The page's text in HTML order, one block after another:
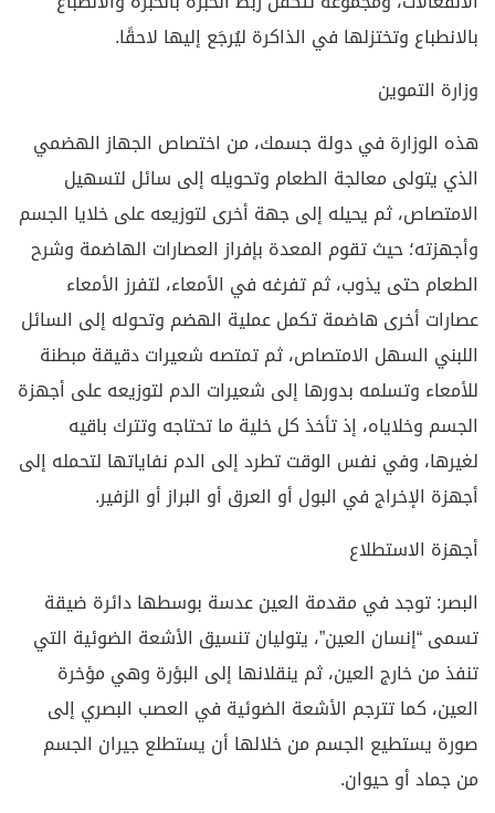
بالانطباع وتختزلها في الذاكرة ليُرجَع إليها لاحقًا.
وزارة التموين
هذه الوزارة في دولة جسمك، من اختصاص الجهاز الهضمي
الذي يتولى معالجة الطعام وتحويله إلى سائل لتسهيل
الامتصاص، ثم يحيله إلى جهة أخرى لتوزيعه على خلايا الجسم
وأجهزته؛ حيث تقوم المعدة بإفراز العصارات الهاضمة وشرح
الطعام حتى يذوب، ثم تفرغه في الأمعاء، لتفرز الأمعاء
عصارات أخرى هاضمة تكمل عملية الهضم وتحوله إلى السائل
اللبني السهل الامتصاص، ثم تمتصه شعيرات دقيقة مبطنة
للأمعاء وتسلمه بدورها إلى شعيرات الدم لتوزيعه على أجهزة
الجسم وخلاياه، إذ تأخذ كل خلية ما تحتاجه وتترك باقيه
لغيرها، وفي نفس الوقت تطرد إلى الدم نفاياتها لتحمله إلى
أجهزة الإخراج في البول أو العرق أو البراز أو الزفير.
أجهزة الاستطلاع
البصر: توجد في مقدمة العين عدسة بوسطها دائرة ضيقة
تسمى “إنسان العين”، يتوليان تنسيق الأشعة الضوئية التي
تنفذ من خارج العين، ثم ينقلانها إلى البؤرة وهي مؤخرة
العين، كما تترجم الأشعة الضوئية في العصب البصري إلى
صورة يستطيع الجسم من خلالها أن يستطلع جيران الجسم
من جماد أو حيوان.